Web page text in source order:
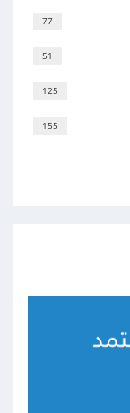
77
51
125
155